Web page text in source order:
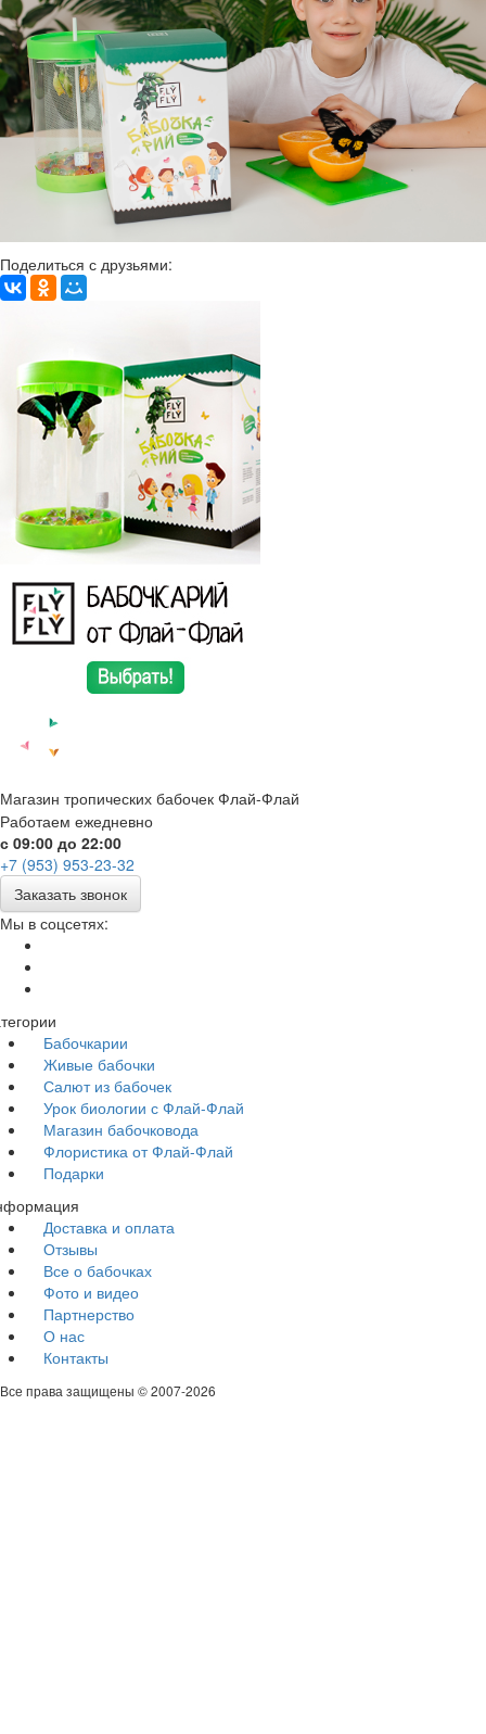
Поделиться с друзьями:
Магазин тропических бабочек Флай-Флай
Работаем ежедневно
с 09:00 до 22:00
+7 (953) 953-23-32
Заказать звонок
Мы в соцсетях:
Бабочкарии
Живые бабочки
Салют из бабочек
Урок биологии с Флай-Флай
Магазин бабочковода
Флористика от Флай-Флай
Подарки
Доставка и оплата
Отзывы
Все о бабочках
Фото и видео
Партнерство
О нас
Контакты
Все права защищены © 2007-2026